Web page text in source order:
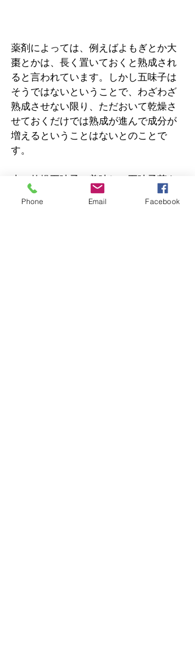
薬剤によっては、例えばよもぎとか大
棗とかは、長く置いておくと熟成され
ると言われています。しかし五味子は
そうではないということで、わざわざ
熟成させない限り、ただおいて乾燥さ
せておくだけでは熟成が進んで成分が
増えるということはないとのことで
す。
赤い乾燥五味子で美味しい五味子茶を
作りませんか？
Phone Email Facebook